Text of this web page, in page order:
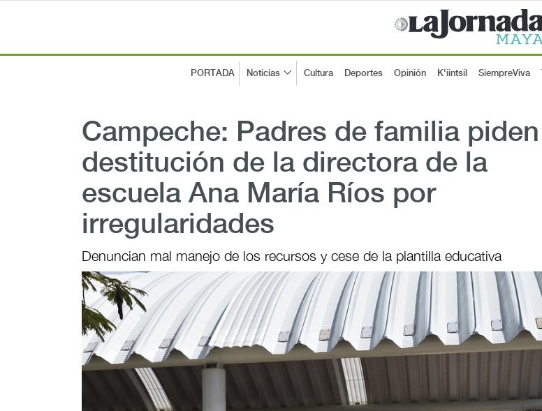
PORTADA Noticias Cultura Deportes Opinión K'iintsil SiempreViva
Campeche: Padres de familia piden
destitución de la directora de la
escuela Ana María Ríos por
irregularidades
Denuncian mal manejo de los recursos y cese de la plantilla educativa